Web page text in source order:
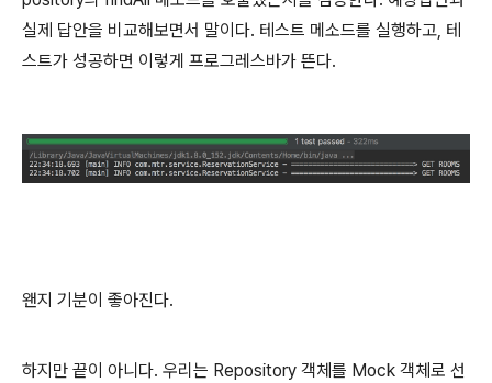
실제 답안을 비교해보면서 말이다. 테스트 메소드를 실행하고, 테
스트가 성공하면 이렇게 프로그레스바가 뜬다.
왠지 기분이 좋아진다.
하지만 끝이 아니다. 우리는 Repository 객체를 Mock 객체로 선